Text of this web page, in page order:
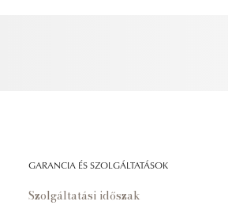
GARANCIA ÉS SZOLGÁLTATÁSOK
Szolgáltatási időszak